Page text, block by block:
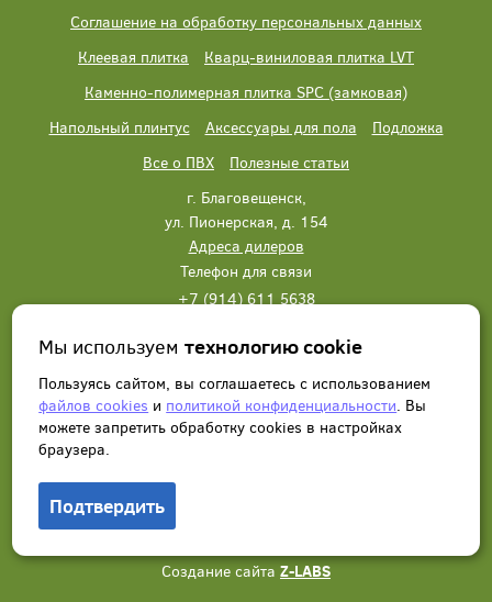
Соглашение на обработку персональных данных
Клеевая плитка
Кварц-виниловая плитка LVT
Каменно-полимерная плитка SPC (замковая)
Напольный плинтус
Аксессуары для пола
Подложка
Все о ПВХ
Полезные статьи
г. Благовещенск,
ул. Пионерская, д. 154
Адреса дилеров
Телефон для связи
+7 (914) 611 5638
Написать нам Заказать звонок
Создание сайта Z-LABS
Мы используемтехнологию cookie
Пользуясь сайтом, вы соглашаетесь с использованием
файлов cookies и политикой конфиденциальности. Вы
можете запретить обработку сookies в настройках
браузера.
Подтвердить